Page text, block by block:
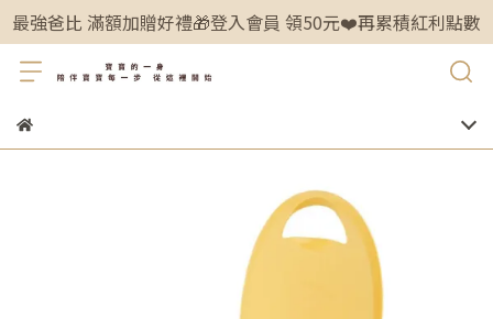
最強爸比 滿額加贈好禮🎁登入會員 領50元❤️再累積紅利點數